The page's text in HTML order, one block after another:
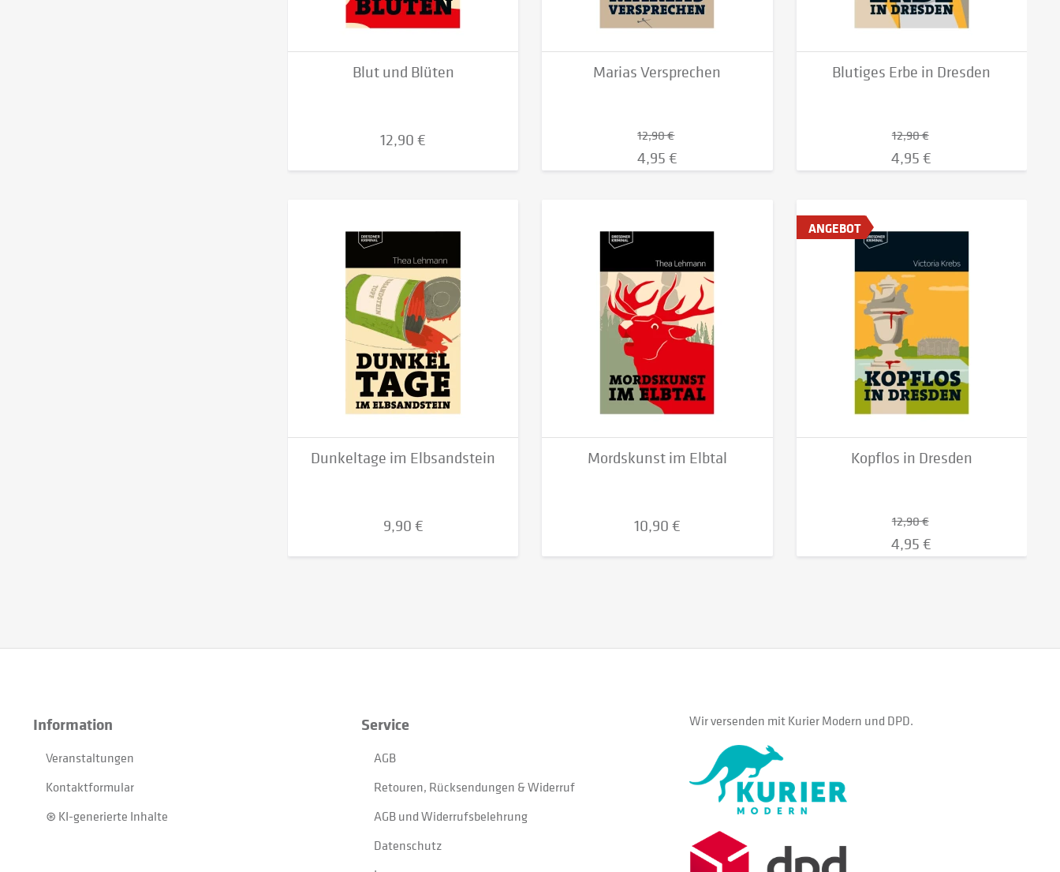
Blut und Blüten
12,90 €
Marias Versprechen
12,90 €
4,95 €
Blutiges Erbe in Dresden
12,90 €
4,95 €
Dunkeltage im Elbsandstein
9,90 €
Mordskunst im Elbtal
10,90 €
ANGEBOT
Kopflos in Dresden
12,90 €
4,95 €
Information
Veranstaltungen
Kontaktformular
⊛ KI-generierte Inhalte
Service
AGB
Retouren, Rücksendungen & Widerruf
AGB und Widerrufsbelehrung
Datenschutz
Wir versenden mit Kurier Modern und DPD.